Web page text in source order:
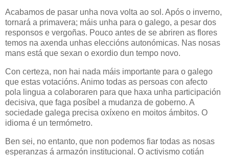
Acabamos de pasar unha nova volta ao sol. Após o inverno,
tornará a primavera; máis unha para o galego, a pesar dos
responsos e vergoñas. Pouco antes de se abriren as flores
temos na axenda unhas eleccións autonómicas. Nas nosas
mans está que sexan o exordio dun tempo novo.
Con certeza, non hai nada máis importante para o galego
que estas votacións. Animo todas as persoas con afecto
pola lingua a colaboraren para que haxa unha participación
decisiva, que faga posíbel a mudanza de goberno. A
sociedade galega precisa oxíxeno en moitos ámbitos. O
idioma é un termómetro.
Ben sei, no entanto, que non podemos fiar todas as nosas
esperanzas á armazón institucional. O activismo cotián